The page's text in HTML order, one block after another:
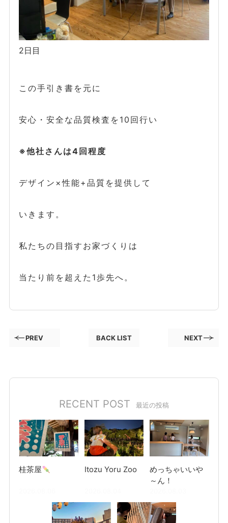
2日目
この手引き書を元に
安心・安全な品質検査を10回行い
※他社さんは4回程度
デザイン×性能+品質を提供して
いきます。
私たちの目指すお家づくりは
当たり前を超えた1歩先へ。
PREV BACK LIST NEXT
RECENT POST 最近の投稿
桂茶屋 Itozu Yoru Zoo
めっちゃいいや
～ん！